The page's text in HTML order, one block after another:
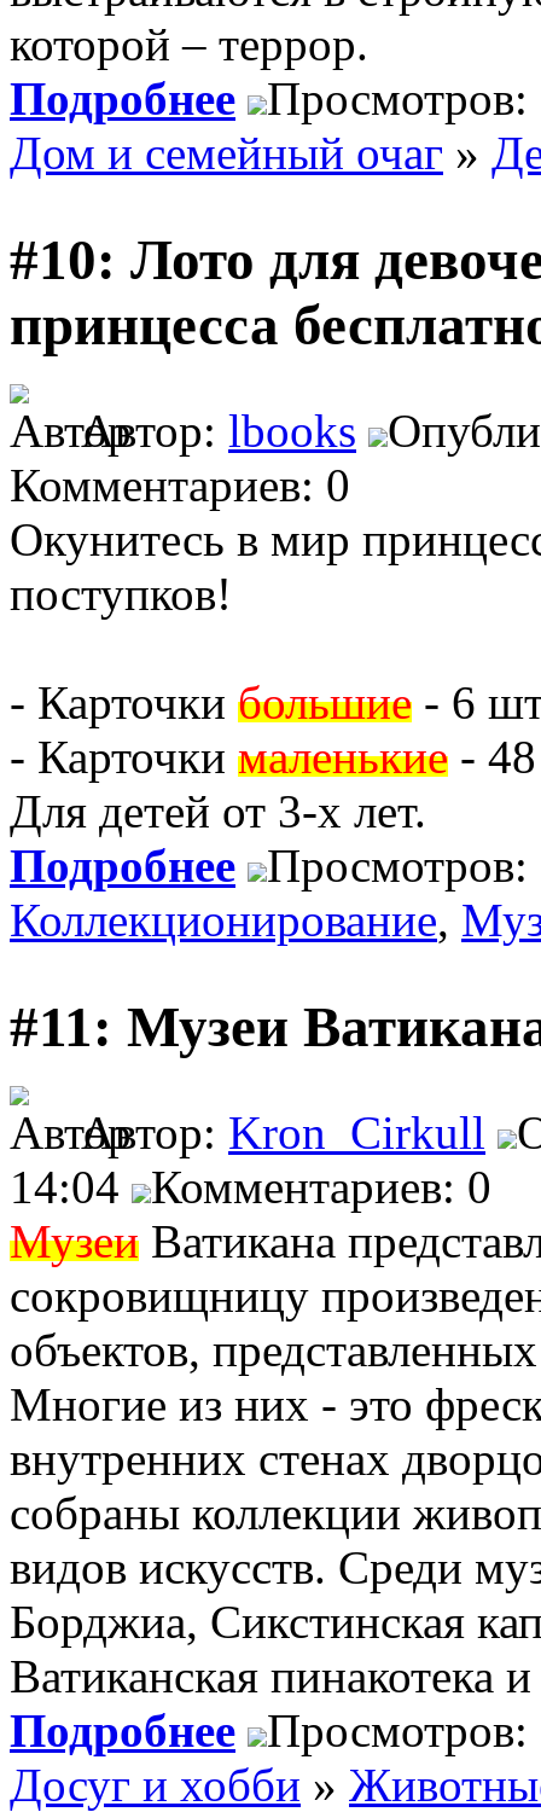
которой – террор.
Подробнее
Просмотров:
Дом и семейный очаг »
#10: Лото для
принцесса
Автор: lbooks
Комментариев: 0
Окунитесь в мир
поступков!
- Карточки большие - 6
- Карточки маленькие -
Для детей от 3-х лет.
Подробнее
Просмотров:
Коллекционирование,
#11: Музеи
Автор: Kron_Cirkull
14:04
Комментариев: 0
Музеи Ватикана
сокровищницу
объектов,
Многие из них - это
внутренних стенах
собраны коллекции
видов искусств. Среди
Борджиа, Сикстинская
Ватиканская пинакотека
Подробнее
Просмотров:
Досуг и хобби »